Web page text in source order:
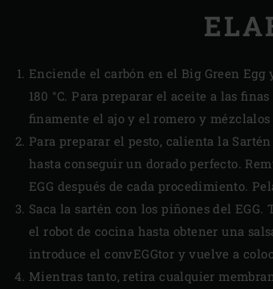
Enciende el carbón en el Big Green
180 °C. Para preparar el aceite a las
finamente el ajo y el romero y
Para preparar el pesto, calienta la
hasta conseguir un dorado perfecto.
EGG después de cada procedimiento.
Saca la sartén con los piñones del
el robot de cocina hasta obtener una
introduce el convEGGtor y vuelve a
Mientras tanto, retira cualquier